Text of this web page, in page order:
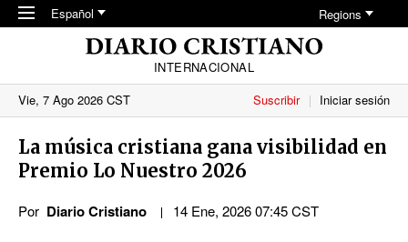
Skip to main content
Español Regions
INTERNACIONAL
Vie, 7 Ago 2026 CST
Suscribir Iniciar sesión
La música cristiana gana visibilidad en
Premio Lo Nuestro 2026
Por Diario Cristiano 14 Ene, 2026 07:45 CST